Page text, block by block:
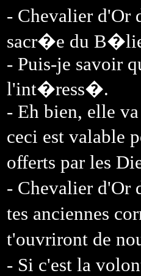
- Chevalier d'Or
sacr�e du
- Puis-je savoir
l'int�ress�.
- Eh bien, elle
ceci est valable
offerts par les
- Chevalier d'Or
tes anciennes
t'ouvriront de
- Si c'est la